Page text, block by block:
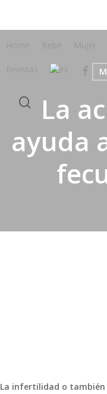
search
La
ayuda
La infertilidad o